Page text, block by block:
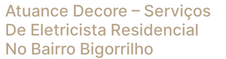
Atuance Decore – Serviços
De Eletricista Residencial
No Bairro Bigorrilho